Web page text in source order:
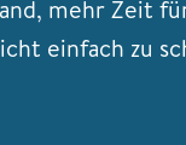
mehr Zeit
einfach zu